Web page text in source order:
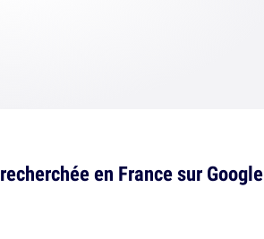
en France sur Google